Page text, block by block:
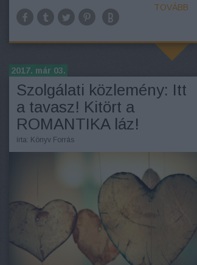
TOVÁBB
2017. már 03.
Szolgálati közlemény: Itt
a tavasz! Kitört a
ROMANTIKA láz!
írta: Könyv Forrás